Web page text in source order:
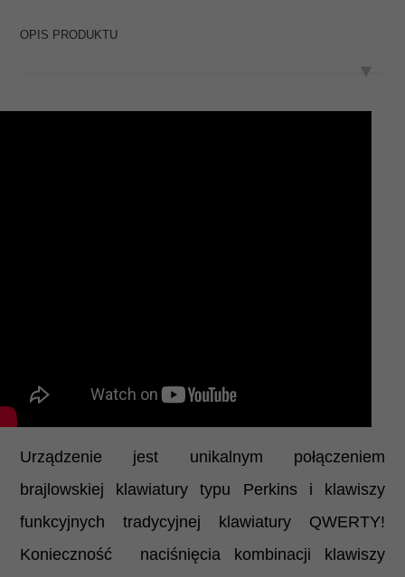
OPIS PRODUKTU
Urządzenie jest unikalnym połączeniem
brajlowskiej klawiatury typu Perkins i klawiszy
funkcyjnych tradycyjnej klawiatury QWERTY!
Konieczność naciśnięcia kombinacji klawiszy